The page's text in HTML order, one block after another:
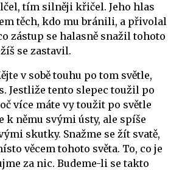
tím silněji křičel. Jeho hlas
těch, kdo mu bránili, a přivolal
zástup se halasně snažil tohoto
se zastavil.
v sobě touhu po tom světle,
Jestliže tento slepec toužil po
více máte vy toužit po světle
k němu svými ústy, ale spíše
skutky. Snažme se žít svatě,
věcem tohoto světa. To, co je
za nic. Budeme-li se takto